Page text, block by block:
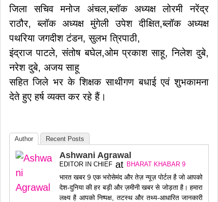
जिला सचिव मनोज अंचल,ब्लॉक अध्यक्ष लोरमी नरेंद्र
राठौर, ब्लॉक अध्यक्ष मुंगेली उपेश दीक्षित,ब्लॉक अध्यक्ष
पथरिया जगदीश टंडन, सुलभ त्रिपाठी,
इंद्राज पाटले, संतोष बघेल,ओम प्रकाश साहू, निलेश दुबे,
नरेश दुबे, अजय साहू
सहित जिले भर के शिक्षक साथीगण बधाई एवं शुभकामना
देते हुए हर्ष व्यक्त कर रहे हैं।
Author Recent Posts
Ashwani Agrawal
EDITOR IN CHIEF at BHARAT KHABAR 9
भारत खबर 9 एक भरोसेमंद और तेज़ न्यूज़ पोर्टल है जो आपको
देश-दुनिया की हर बड़ी और ज़मीनी खबर से जोड़ता है। हमारा
लक्ष्य है आपको निष्पक्ष, तटस्थ और तथ्य-आधारित जानकारी